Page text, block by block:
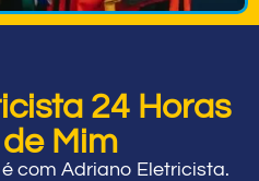
24 Horas
Mim
com Adriano Eletricista.